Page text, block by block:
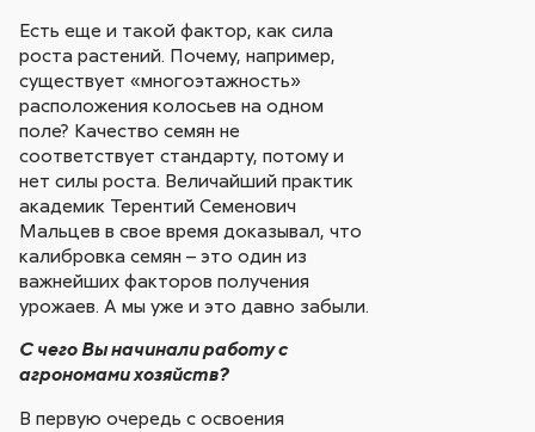
Есть еще и такой фактор, как сила
роста растений. Почему, например,
существует «многоэтажность»
расположения колосьев на одном
поле? Качество семян не
соответствует стандарту, потому и
нет силы роста. Величайший практик
академик Терентий Семенович
Мальцев в свое время доказывал, что
калибровка семян – это один из
важнейших факторов получения
урожаев. А мы уже и это давно забыли.
С чего Вы начинали работу с
агрономами хозяйств?
В первую очередь с освоения